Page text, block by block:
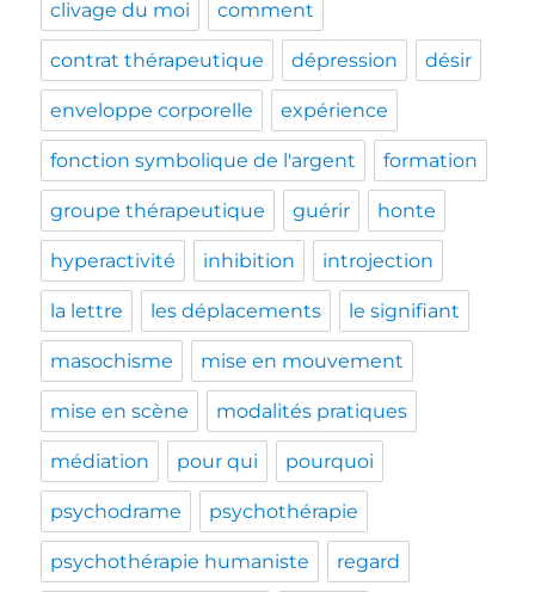
clivage du moi comment
contrat thérapeutique dépression désir
enveloppe corporelle expérience
fonction symbolique de l'argent formation
groupe thérapeutique guérir honte
hyperactivité inhibition introjection
la lettre les déplacements le signifiant
masochisme mise en mouvement
mise en scène modalités pratiques
médiation pour qui pourquoi
psychodrame psychothérapie
psychothérapie humaniste regard